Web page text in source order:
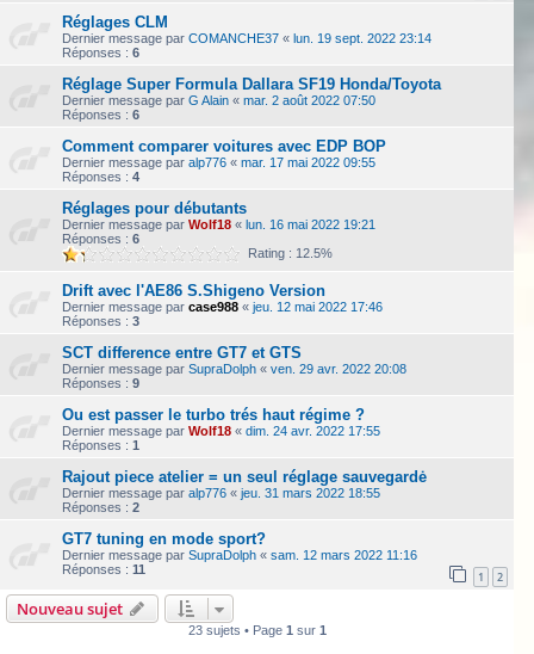
Réglages CLM
Dernier message par COMANCHE37 « lun. 19 sept. 2022 23:14
Réponses : 6
Réglage Super Formula Dallara SF19 Honda/Toyota
Dernier message par G Alain « mar. 2 août 2022 07:50
Réponses : 6
Comment comparer voitures avec EDP BOP
Dernier message par alp776 « mar. 17 mai 2022 09:55
Réponses : 4
Réglages pour débutants
Dernier message par Wolf18 « lun. 16 mai 2022 19:21
Réponses : 6
Rating : 12.5%
Drift avec l'AE86 S.Shigeno Version
Dernier message par case988 « jeu. 12 mai 2022 17:46
Réponses : 3
SCT difference entre GT7 et GTS
Dernier message par SupraDolph « ven. 29 avr. 2022 20:08
Réponses : 9
Ou est passer le turbo trés haut régime ?
Dernier message par Wolf18 « dim. 24 avr. 2022 17:55
Réponses : 1
Rajout piece atelier = un seul réglage sauvegardė
Dernier message par alp776 « jeu. 31 mars 2022 18:55
Réponses : 2
GT7 tuning en mode sport?
Dernier message par SupraDolph « sam. 12 mars 2022 11:16
Réponses : 11 1 2
Nouveau sujet
23 sujets • Page 1 sur 1